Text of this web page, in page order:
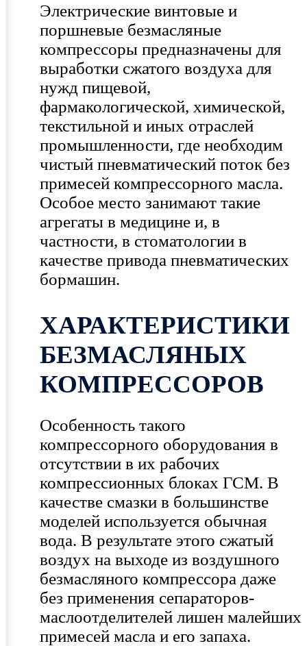
Электрические винтовые и
поршневые безмасляные
компрессоры предназначены для
выработки сжатого воздуха для
нужд пищевой,
фармакологической, химической,
текстильной и иных отраслей
промышленности, где необходим
чистый пневматический поток без
примесей компрессорного масла.
Особое место занимают такие
агрегаты в медицине и, в
частности, в стоматологии в
качестве привода пневматических
бормашин.
ХАРАКТЕРИСТИКИ
БЕЗМАСЛЯНЫХ
КОМПРЕССОРОВ
Особенность такого
компрессорного оборудования в
отсутствии в их рабочих
компрессионных блоках ГСМ. В
качестве смазки в большинстве
моделей используется обычная
вода. В результате этого сжатый
воздух на выходе из воздушного
безмасляного компрессора даже
без применения сепараторов-
маслоотделителей лишен малейших
примесей масла и его запаха.